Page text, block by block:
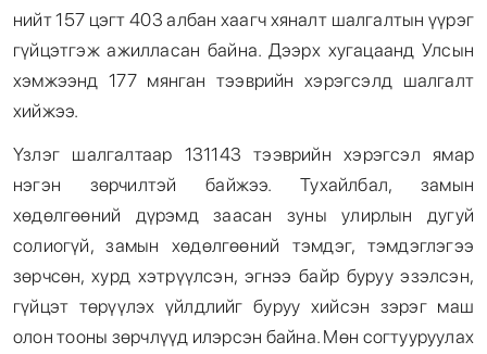
нийт 157 цэгт 403 албан хаагч хяналт шалгалтын үүрэг
гүйцэтгэж ажилласан байна. Дээрх хугацаанд Улсын
хэмжээнд 177 мянган тээврийн хэрэгсэлд шалгалт
хийжээ.
Үзлэг шалгалтаар 131143 тээврийн хэрэгсэл ямар
нэгэн зөрчилтэй байжээ. Тухайлбал, замын
хөдөлгөөний дүрэмд заасан зуны улирлын дугуй
солиогүй, замын хөдөлгөөний тэмдэг, тэмдэглэгээ
зөрчсөн, хурд хэтрүүлсэн, эгнээ байр буруу эзэлсэн,
гүйцэт төрүүлэх үйлдлийг буруу хийсэн зэрэг маш
олон тооны зөрчлүүд илэрсэн байна. Мөн согтууруулах